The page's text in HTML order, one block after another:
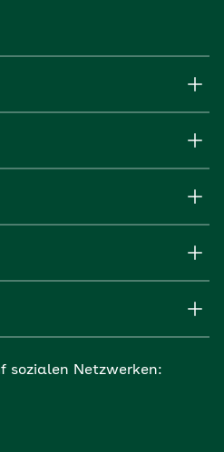
sozialen Netzwerken: